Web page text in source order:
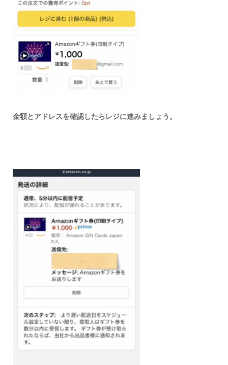
金額とアドレスを確認したらレジに進みましょう。